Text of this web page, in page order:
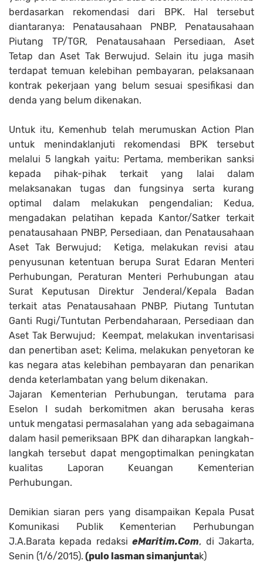
berdasarkan rekomendasi dari BPK. Hal tersebut
diantaranya: Penatausahaan PNBP, Penatausahaan
Piutang TP/TGR, Penatausahaan Persediaan, Aset
Tetap dan Aset Tak Berwujud. Selain itu juga masih
terdapat temuan kelebihan pembayaran, pelaksanaan
kontrak pekerjaan yang belum sesuai spesifikasi dan
denda yang belum dikenakan.
Untuk itu, Kemenhub telah merumuskan Action Plan
untuk menindaklanjuti rekomendasi BPK tersebut
melalui 5 langkah yaitu: Pertama, memberikan sanksi
kepada pihak-pihak terkait yang lalai dalam
melaksanakan tugas dan fungsinya serta kurang
optimal dalam melakukan pengendalian; Kedua,
mengadakan pelatihan kepada Kantor/Satker terkait
penatausahaan PNBP, Persediaan, dan Penatausahaan
Aset Tak Berwujud;
Ketiga, melakukan revisi atau
penyusunan ketentuan berupa Surat Edaran Menteri
Perhubungan, Peraturan Menteri Perhubungan atau
Surat Keputusan Direktur Jenderal/Kepala Badan
terkait atas Penatausahaan PNBP, Piutang Tuntutan
Ganti Rugi/Tuntutan Perbendaharaan, Persediaan dan
Aset Tak Berwujud;
Keempat, melakukan inventarisasi
dan penertiban aset; Kelima, melakukan penyetoran ke
kas negara atas kelebihan pembayaran dan penarikan
denda keterlambatan yang belum dikenakan.
Jajaran Kementerian Perhubungan, terutama para
Eselon I sudah berkomitmen akan berusaha keras
untuk mengatasi permasalahan yang ada sebagaimana
dalam hasil pemeriksaan BPK dan diharapkan langkah-
langkah tersebut dapat mengoptimalkan peningkatan
kualitas Laporan Keuangan Kementerian
Perhubungan.
Demikian siaran pers yang disampaikan Kepala Pusat
Komunikasi Publik Kementerian Perhubungan
J.A.Barata kepada redaksieMaritim.Com, di Jakarta,
Senin (1/6/2015). (pulo lasman simanjuntak)